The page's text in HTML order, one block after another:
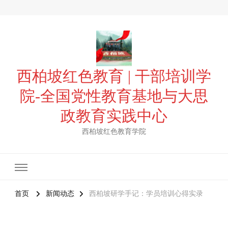
西柏坡红色教育 | 干部培训学
院-全国党性教育基地与大思
政教育实践中心
西柏坡红色教育学院
首页 新闻动态 西柏坡研学手记：学员培训心得实录